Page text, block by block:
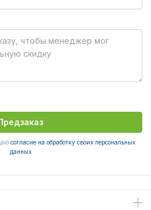
согласие на обработку своих персональных
данных